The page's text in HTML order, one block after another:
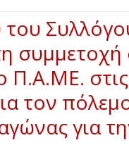
του
Π.Α.ΜΕ.
τον
για